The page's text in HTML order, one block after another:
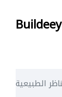
Buildeey
الطبيعية